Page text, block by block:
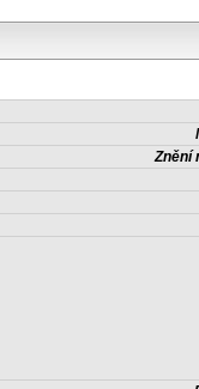
Znění